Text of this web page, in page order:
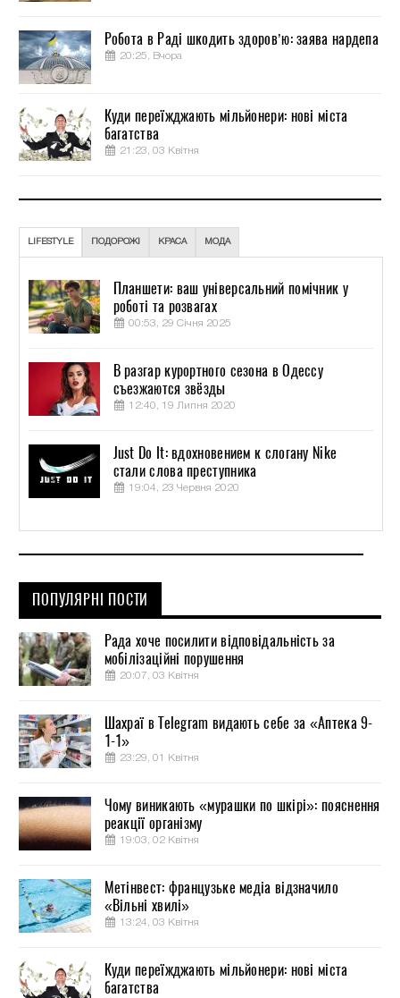
Робота в Раді шкодить здоров’ю: заява нардепа
20:25, Вчора
Куди переїжджають мільйонери: нові міста
багатства
21:23, 03 Квітня
LIFESTYLE ПОДОРОЖІ КРАСА МОДА
Планшети: ваш універсальний помічник у
роботі та розвагах
00:53, 29 Січня 2025
В разгар курортного сезона в Одессу
съезжаются звёзды
12:40, 19 Липня 2020
Just Do It: вдохновением к слогану Nike
стали слова преступника
19:04, 23 Червня 2020
ПОПУЛЯРНІ ПОСТИ
Рада хоче посилити відповідальність за
мобілізаційні порушення
20:07, 03 Квітня
Шахраї в Telegram видають себе за «Аптека 9-
1-1»
23:29, 01 Квітня
Чому виникають «мурашки по шкірі»: пояснення
реакції організму
19:03, 02 Квітня
Метінвест: французьке медіа відзначило
«Вільні хвилі»
13:24, 03 Квітня
Куди переїжджають мільйонери: нові міста
багатства